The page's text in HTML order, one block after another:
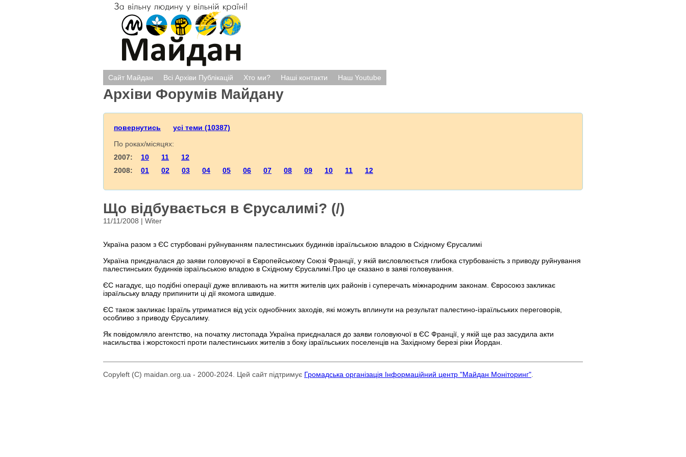
Сайт Майдан Всі Архіви Публікацій Хто ми? Наші контакти Наш Youtube
Архіви Форумів Майдану
повернутись
усі теми (10387)
По роках/місяцях:
2007: 10 11
12
2008: 01 02 03 04 05 06 07 08 09 10 11 12
Що відбувається в Єрусалимі? (/)
11/11/2008 | Witer
Україна разом з ЄС стурбовані руйнуванням палестинських будинків ізраїльською владою в Східному Єрусалимі
Україна приєдналася до заяви головуючої в Європейському Союзі Франції, у якій висловлюється глибока стурбованість з приводу руйнування
палестинських будинків ізраїльською владою в Східному Єрусалимі.Про це сказано в заяві головування.
ЄС нагадує, що подібні операції дуже впливають на життя жителів цих районів і суперечать міжнародним законам. Євросоюз закликає
ізраїльську владу припинити ці дії якомога швидше.
ЄС також закликає Ізраїль утриматися від усіх однобічних заходів, які можуть вплинути на результат палестино-ізраїльських переговорів,
особливо з приводу Єрусалиму.
Як повідомляло агентство, на початку листопада Україна приєдналася до заяви головуючої в ЄС Франції, у якій ще раз засудила акти
насильства і жорстокості проти палестинських жителів з боку ізраїльських поселенців на Західному березі ріки Йордан.
Copyleft (C) maidan.org.ua - 2000-2024. Цей сайт підтримує Громадська організація Інформаційний центр "Майдан Моніторинг"